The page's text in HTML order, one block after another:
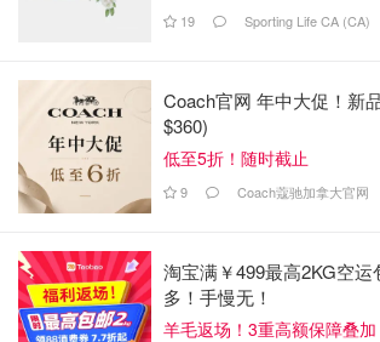
19 Sporting Life CA (CA)
Coach官网 年中大促！新
$360)
低至5折！随时截止
9 Coach蔻驰加拿大官网
淘宝满￥499最高2KG空
多！手慢无！
羊毛返场！3重高额保障叠加